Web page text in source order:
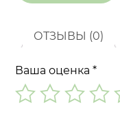
ОТЗЫВЫ (0)
Ваша оценка*